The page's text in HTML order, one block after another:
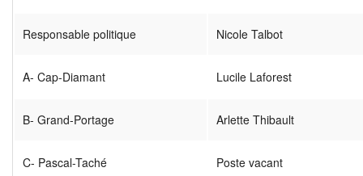
Responsable politique Nicole Talbot
A- Cap-Diamant Lucile Laforest
B- Grand-Portage Arlette Thibault
C- Pascal-Taché Poste vacant